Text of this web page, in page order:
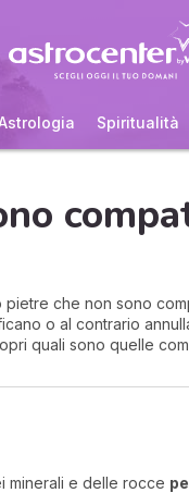
Spiritualità
che non sono
o al contrario
quali sono quelle
minerali e delle rocce